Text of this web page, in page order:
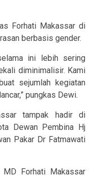
Forhati Makassar di
berbasis gender.
ini lebih sering
diminimalisir. Kami
sejumlah kegiatan
pungkas Dewi.
tampak hadir di
Dewan Pembina Hj
Pakar Dr Fatmawati
Forhati Makassar